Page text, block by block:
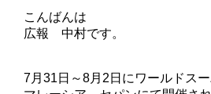
こんばんは
広報 中村です。
7月31日～8月2日にワールドス